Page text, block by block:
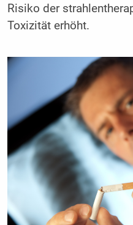
Risiko der
Toxizität erhöht.